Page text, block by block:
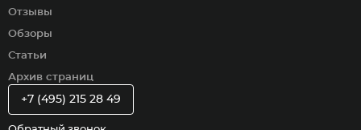
Отзывы
Обзоры
Статьи
Архив страниц
+7 (495) 215 28 49